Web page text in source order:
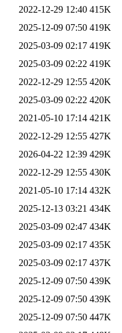
2022-12-29 12:40 415K
2025-12-09 07:50 419K
2025-03-09 02:17 419K
2025-03-09 02:22 419K
2022-12-29 12:55 420K
2025-03-09 02:22 420K
2021-05-10 17:14 421K
2022-12-29 12:55 427K
2026-04-22 12:39 429K
2022-12-29 12:55 430K
2021-05-10 17:14 432K
2025-12-13 03:21 434K
2025-03-09 02:47 434K
2025-03-09 02:17 435K
2025-03-09 02:17 437K
2025-12-09 07:50 439K
2025-12-09 07:50 439K
2025-12-09 07:50 447K